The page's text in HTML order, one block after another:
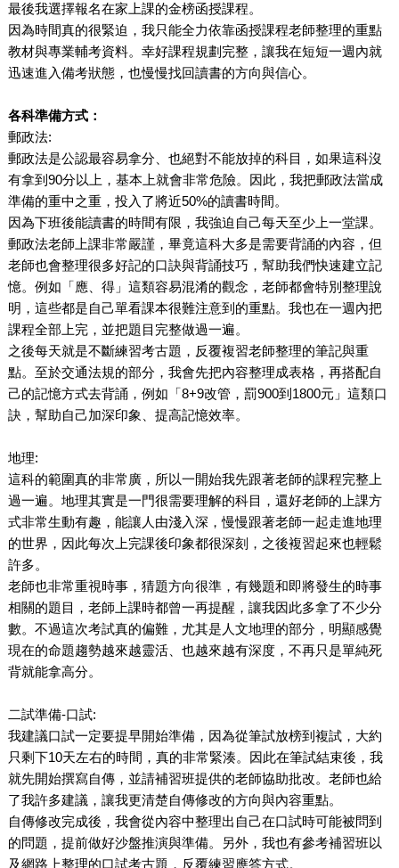
最後我選擇報名在家上課的金榜函授課程。
因為時間真的很緊迫，我只能全力依靠函授課程老師整理的重點
教材與專業輔考資料。幸好課程規劃完整，讓我在短短一週內就
迅速進入備考狀態，也慢慢找回讀書的方向與信心。
各科準備方式：
郵政法:
郵政法是公認最容易拿分、也絕對不能放掉的科目，如果這科沒
有拿到90分以上，基本上就會非常危險。因此，我把郵政法當成
準備的重中之重，投入了將近50%的讀書時間。
因為下班後能讀書的時間有限，我強迫自己每天至少上一堂課。
郵政法老師上課非常嚴謹，畢竟這科大多是需要背誦的內容，但
老師也會整理很多好記的口訣與背誦技巧，幫助我們快速建立記
憶。例如「應、得」這類容易混淆的觀念，老師都會特別整理說
明，這些都是自己單看課本很難注意到的重點。我也在一週內把
課程全部上完，並把題目完整做過一遍。
之後每天就是不斷練習考古題，反覆複習老師整理的筆記與重
點。至於交通法規的部分，我會先把內容整理成表格，再搭配自
己的記憶方式去背誦，例如「8+9改管，罰900到1800元」這類口
訣，幫助自己加深印象、提高記憶效率。
地理:
這科的範圍真的非常廣，所以一開始我先跟著老師的課程完整上
過一遍。地理其實是一門很需要理解的科目，還好老師的上課方
式非常生動有趣，能讓人由淺入深，慢慢跟著老師一起走進地理
的世界，因此每次上完課後印象都很深刻，之後複習起來也輕鬆
許多。
老師也非常重視時事，猜題方向很準，有幾題和即將發生的時事
相關的題目，老師上課時都曾一再提醒，讓我因此多拿了不少分
數。不過這次考試真的偏難，尤其是人文地理的部分，明顯感覺
現在的命題趨勢越來越靈活、也越來越有深度，不再只是單純死
背就能拿高分。
二試準備-口試:
我建議口試一定要提早開始準備，因為從筆試放榜到複試，大約
只剩下10天左右的時間，真的非常緊湊。因此在筆試結束後，我
就先開始撰寫自傳，並請補習班提供的老師協助批改。老師也給
了我許多建議，讓我更清楚自傳修改的方向與內容重點。
自傳修改完成後，我會從內容中整理出自己在口試時可能被問到
的問題，提前做好沙盤推演與準備。另外，我也有參考補習班以
及網路上整理的口試考古題，反覆練習應答方式。